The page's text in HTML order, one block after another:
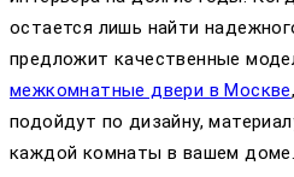
остается лишь найти
предложит качественные
межкомнатные двери в Москве
подойдут по дизайну,
каждой комнаты в вашем доме.